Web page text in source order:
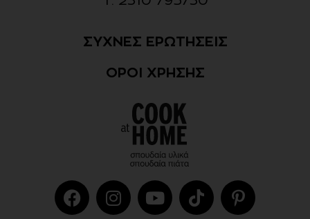
ΣΥΧΝΕΣ ΕΡΩΤΗΣΕΙΣ
ΟΡΟΙ ΧΡΗΣΗΣ